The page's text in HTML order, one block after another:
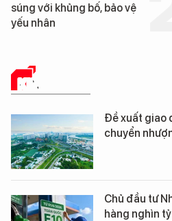
tàu sân bay USS George
Washington vừa đến Đà
KINH TẾ SỐ
Đề xuất giao
chuyển
Chủ đầu tư
hàng nghìn